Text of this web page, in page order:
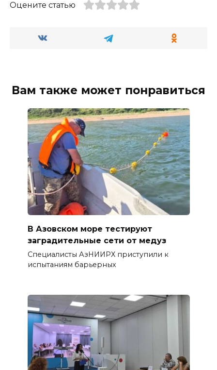
Оцените статью
Вам также может понравиться
В Азовском море тестируют
заградительные сети от медуз
Специалисты АзНИИРХ приступили к
испытаниям барьерных